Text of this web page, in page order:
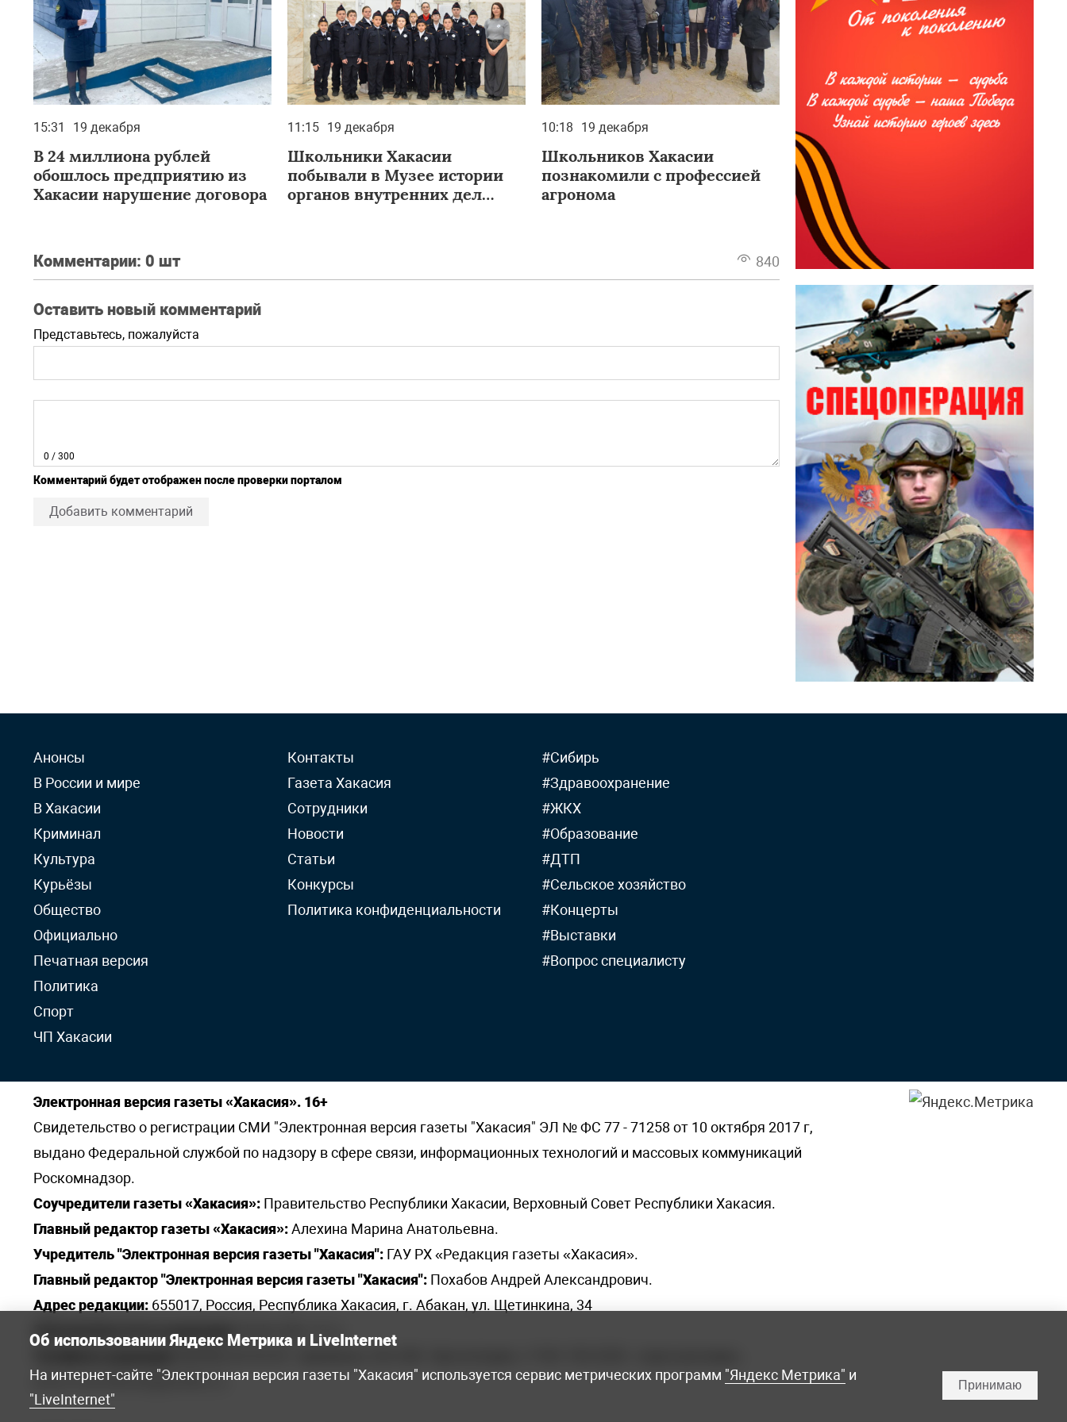
15:31 19 декабря
В 24 миллиона рублей
обошлось предприятию из
Хакасии нарушение договора
11:15 19 декабря
Школьники Хакасии
побывали в Музее истории
органов внутренних дел
10:18 19 декабря
Школьников Хакасии
познакомили с профессией
агронома
Комментарии: 0 шт 840
Оставить новый комментарий
Представьтесь, пожалуйста
0 / 300
Комментарий будет отображен после проверки порталом
Добавить комментарий
Анонсы
В России и мире
В Хакасии
Криминал
Культура
Курьёзы
Общество
Официально
Печатная версия
Политика
Спорт
ЧП Хакасии
Контакты
Газета Хакасия
Сотрудники
Новости
Статьи
Конкурсы
Политика конфиденциальности
#Сибирь
#Здравоохранение
#ЖКХ
#Образование
#ДТП
#Сельское хозяйство
#Концерты
#Выставки
#Вопрос специалисту
Электронная версия газеты «Хакасия». 16+
Свидетельство о регистрации СМИ "Электронная версия газеты "Хакасия" ЭЛ № ФС 77 - 71258 от 10 октября 2017 г,
выдано Федеральной службой по надзору в сфере связи, информационных технологий и массовых коммуникаций
Роскомнадзор.
Соучредители газеты «Хакасия»: Правительство Республики Хакасии, Верховный Совет Республики Хакасия.
Главный редактор газеты «Хакасия»:Алехина Марина Анатольевна.
Учредитель "Электронная версия газеты "Хакасия": ГАУ РХ «Редакция газеты «Хакасия».
Главный редактор "Электронная версия газеты "Хакасия": Похабов Андрей Александрович.
Адрес редакции: 655017, Россия, Республика Хакасия, г. Абакан, ул. Щетинкина, 34
Электронная почта редакции: khakred@r-19.ru
elena.s.korotkowa@yandex.ru.
Об использовании Яндекс Метрика и LiveInternet
На интернет-сайте "Электронная версия газеты "Хакасия" используется сервис метрических программ "Яндекс Метрика" и
"LiveInternet"
Принимаю